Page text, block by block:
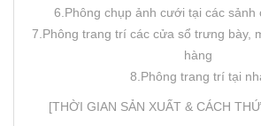
6.Phông chụp ảnh cưới tại các sảnh
7.Phông trang trí các cửa sổ trưng bày,
hàng
8.Phông trang trí tại
[THỜI GIAN SẢN XUẤT & CÁCH